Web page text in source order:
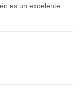
es un excelente